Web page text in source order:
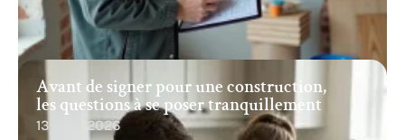
Avant de signer pour une construction,
les questions à se poser tranquillement
13 avril 2026